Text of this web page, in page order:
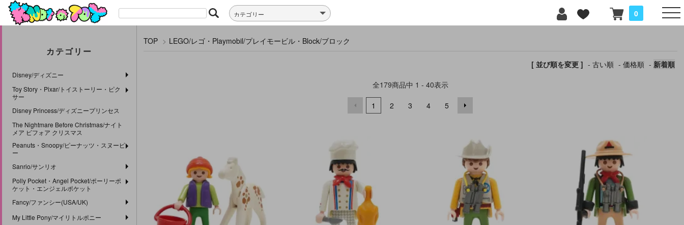
0
カテゴリー
Disney/ディズニー
Toy Story・Pixar/トイストーリー・ピク
サー
Disney Princess/ディズニープリンセス
The Nightmare Before Christmas/ナイト
メア ビフォア クリスマス
Peanuts・Snoopy/ピーナッツ・スヌーピ
ー
Sanrio/サンリオ
Polly Pocket・Angel Pocket/ポーリーポ
ケット・エンジェルポケット
Fancy/ファンシー(USA/UK)
My Little Pony/マイリトルポニー
TOP > LEGO/レゴ・Playmobil/プレイモービル・Block/ブロック
[ 並び順を変更 ] - 古い順 - 価格順 - 新着順
全179商品中 1 - 40表示
1 2 3 4 5